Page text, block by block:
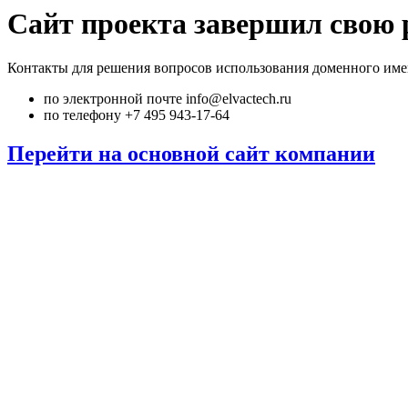
Сайт проекта завершил свою
Контакты для решения вопросов использования доменного
по электронной почте info@elvactech.ru
по телефону +7 495 943-17-64
Перейти на основной сайт компании